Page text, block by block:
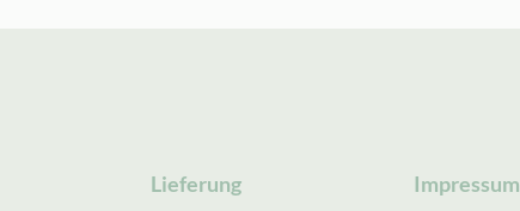
Lieferung
Impressum